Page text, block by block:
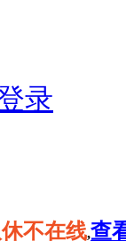
录
不在线,查